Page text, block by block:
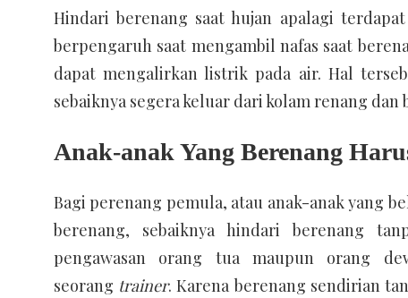
Hindari berenang saat hujan apalagi
berpengaruh saat mengambil nafas saat
dapat mengalirkan listrik pada air. Hal
sebaiknya segera keluar dari kolam renang
Anak-anak Yang Berenang
Bagi perenang pemula, atau anak-anak yang
berenang, sebaiknya hindari berenang
pengawasan orang tua maupun orang
seorang trainer. Karena berenang sendirian